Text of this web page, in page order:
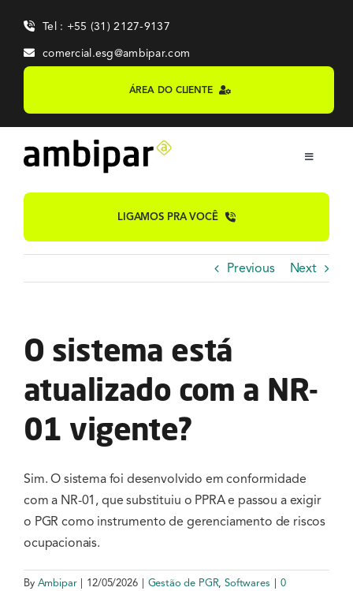
content
Tel : +55 (31) 2127-9137
comercial.esg@ambipar.com
ÁREA DO CLIENTE
Toggle
Home
Serviços
LIGAMOS PRA VOCÊ
Previous Next
O sistema está
atualizado com a NR-
01 vigente?
Sim. O sistema foi desenvolvido em conformidade
com a NR-01, que substituiu o PPRA e passou a exigir
o PGR como instrumento de gerenciamento de riscos
ocupacionais.
By Ambipar 12/05/2026 Gestão de PGR,Softwares
0